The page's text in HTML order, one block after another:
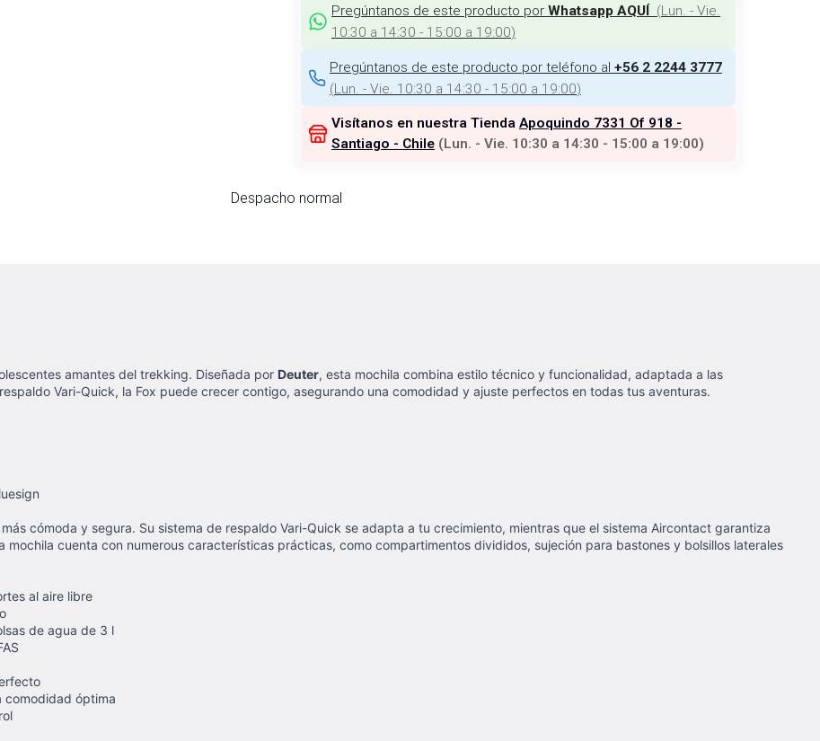
Pregúntanos de este producto por Whatsapp AQUÍ (Lun. - Vie.
10:30 a 14:30 - 15:00 a 19:00)
Pregúntanos de este producto por teléfono al +56 2 2244 3777
(Lun. - Vie. 10:30 a 14:30 - 15:00 a 19:00)
Visítanos en nuestra Tienda Apoquindo 7331 Of 918 -
Santiago - Chile (Lun. - Vie. 10:30 a 14:30 - 15:00 a 19:00)
Despacho normal
amantes del trekking. Diseñada por Deuter, esta mochila combina estilo técnico y funcionalidad, adaptada a las
Vari-Quick, la Fox puede crecer contigo, asegurando una comodidad y ajuste perfectos en todas tus aventuras.
cómoda y segura. Su sistema de respaldo Vari-Quick se adapta a tu crecimiento, mientras que el sistema Aircontact garantiza
cuenta con numerous características prácticas, como compartimentos divididos, sujeción para bastones y bolsillos laterales
al aire libre
de agua de 3 l
comodidad óptima